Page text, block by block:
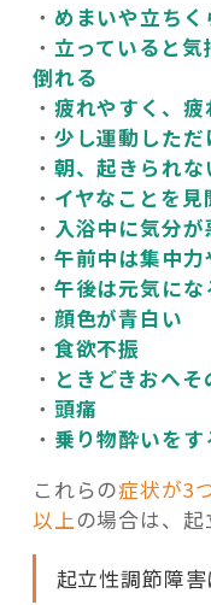
・ めまいや立ち
・ 立っていると気
倒れる
・ 疲れやすく、
・ 少し運動した
・ 朝、起きられな
・ イヤなことを
・ 入浴中に気分が
・ 午前中は集中
・ 午後は元気にな
・ 顔色が青白い
・ 食欲不振
・ ときどきおへ
・ 頭痛
・ 乗り物酔いを
これらの症状が3
以上 の場合は、起
起立性調節障